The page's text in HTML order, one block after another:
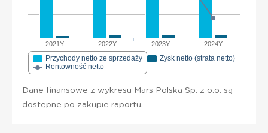
2021Y 2022Y 2023Y 2024Y
Przychody netto ze sprzedaży
Zysk netto (strata netto)
Rentowność netto
Dane finansowe z wykresu Mars Polska Sp. z o.o. są
dostępne po zakupie raportu.